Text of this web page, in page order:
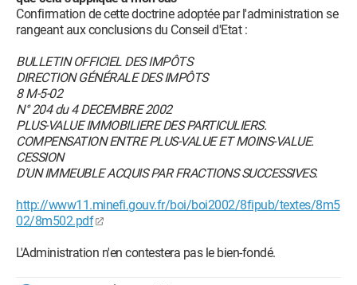
Confirmation de cette doctrine adoptée par l'administration se
rangeant aux conclusions du Conseil d'Etat :
BULLETIN OFFICIEL DES IMPÔTS
DIRECTION GÉNÉRALE DES IMPÔTS
8 M-5-02
N° 204 du 4 DECEMBRE 2002
PLUS-VALUE IMMOBILIERE DES PARTICULIERS.
COMPENSATION ENTRE PLUS-VALUE ET MOINS-VALUE.
CESSION
D'UN IMMEUBLE ACQUIS PAR FRACTIONS SUCCESSIVES.
http://www11.minefi.gouv.fr/boi/boi2002/8fipub/textes/8m5
02/8m502.pdf
L'Administration n'en contestera pas le bien-fondé.